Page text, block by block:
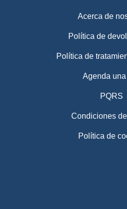
Acerca de
Política de
Política de
Agenda una
PQRS
Condiciones
Política de